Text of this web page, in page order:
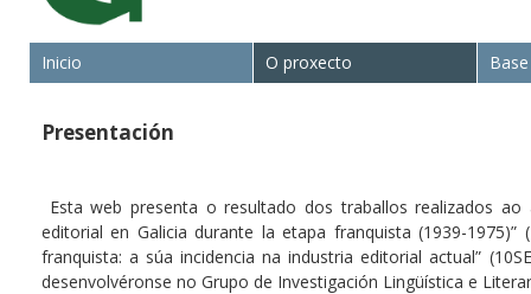
Inicio O proxecto
Presentación
Esta web presenta o resultado dos traballos realizados
editorial en Galicia durante la etapa franquista (1939-
franquista: a súa incidencia na industria editorial actual”
desenvolvéronse no Grupo de Investigación Lingüística e